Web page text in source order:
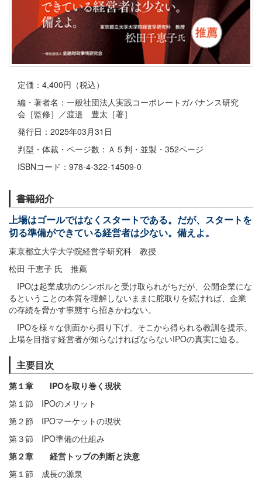
定価：4,400円（税込）
編・著者名：一般社団法人実践コーポレートガバナンス研究
会［監修］／渡邉 豊太［著］
発行日：2025年03月31日
判型・体裁・ページ数：Ａ５判・並製・352ページ
ISBNコード：978-4-322-14509-0
書籍紹介
上場はゴールではなくスタートである。だが、スタートを
切る準備ができている経営者は少ない。備えよ。
東京都立大学大学院経営学研究科 教授
松田 千恵子 氏 推薦
IPOは起業成功のシンボルと受け取られがちだが、公開企業にな
るということの本質を理解しないままに舵取りを続ければ、企業
の存続を脅かす事態すら招きかねない。
IPOを様々な側面から掘り下げ、そこから得られる教訓を提示。
上場を目指す経営者が知らなければならないIPOの真実に迫る。
主要目次
第１章 IPOを取り巻く現状
第１節 IPOのメリット
第２節 IPOマーケットの現状
第３節 IPO準備の仕組み
第２章 経営トップの判断と決意
第１節 成長の源泉